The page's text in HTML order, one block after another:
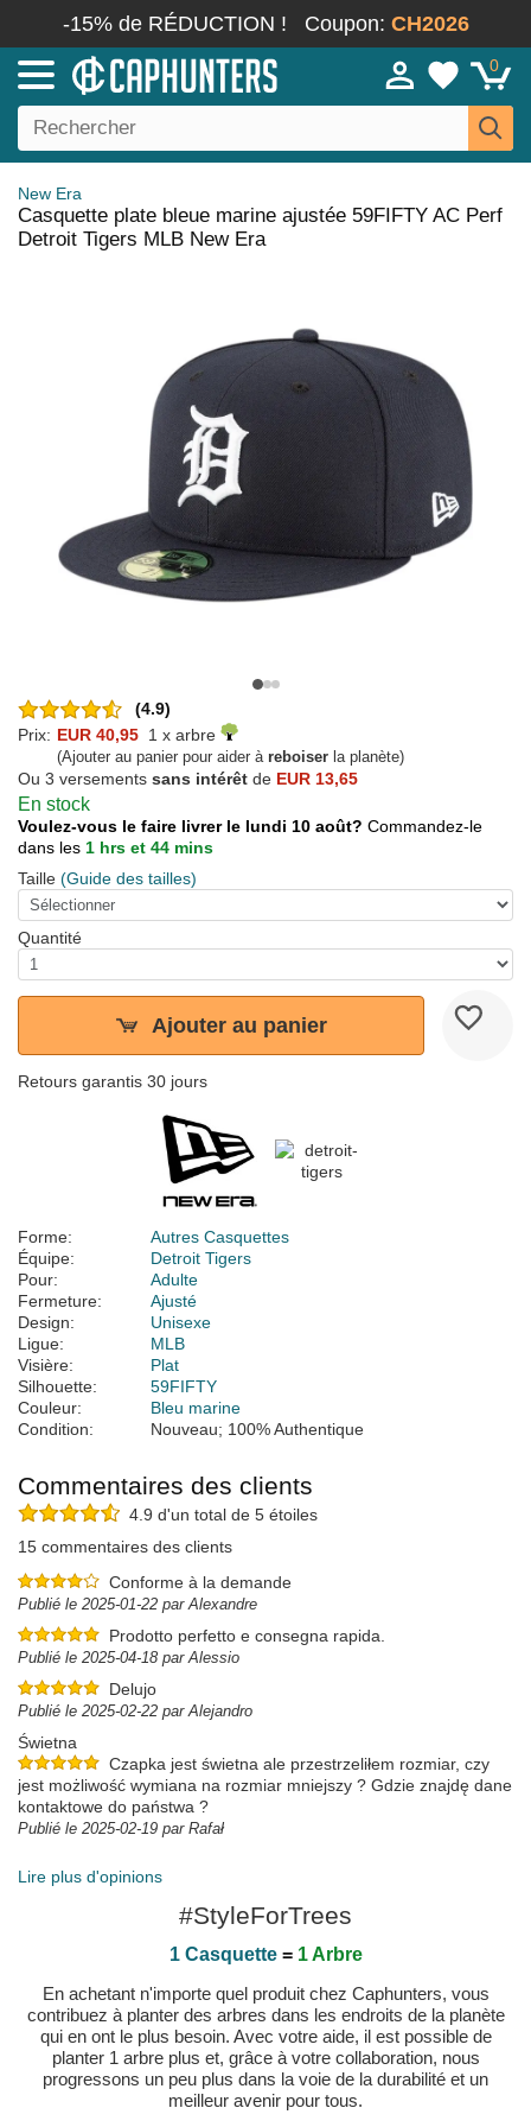
-15% de RÉDUCTION ! Coupon: CH2026
0
New Era
Casquette plate bleue marine ajustée 59FIFTY AC Perf
Detroit Tigers MLB New Era
(4.9)
Prix: EUR 40,95 1 x arbre
(Ajouter au panier pour aider à reboiser la planète)
Ou 3 versements sans intérêt de EUR 13,65
En stock
Voulez-vous le faire livrer le lundi 10 août? Commandez-le
dans les 1 hrs et 44 mins
Taille (Guide des tailles)
Quantité
Ajouter au panier
Retours garantis 30 jours
Forme:
Autres Casquettes
Équipe:
Detroit Tigers
Pour:
Adulte
Fermeture:
Ajusté
Design:
Unisexe
Ligue:
MLB
Visière:
Plat
Silhouette:
59FIFTY
Couleur:
Bleu marine
Condition:
Nouveau; 100% Authentique
Commentaires des clients
4.9 d'un total de 5 étoiles
15 commentaires des clients
Conforme à la demande
Publié le 2025-01-22 par Alexandre
Prodotto perfetto e consegna rapida.
Publié le 2025-04-18 par Alessio
Delujo
Publié le 2025-02-22 par Alejandro
Świetna
Czapka jest świetna ale przestrzeliłem rozmiar, czy
jest możliwość wymiana na rozmiar mniejszy ? Gdzie znajdę dane
kontaktowe do państwa ?
Publié le 2025-02-19 par Rafał
Lire plus d'opinions
#StyleForTrees
1 Casquette= 1 Arbre
En achetant n'importe quel produit chez Caphunters, vous
contribuez à planter des arbres dans les endroits de la planète
qui en ont le plus besoin. Avec votre aide, il est possible de
planter 1 arbre plus et, grâce à votre collaboration, nous
progressons un peu plus dans la voie de la durabilité et un
meilleur avenir pour tous.